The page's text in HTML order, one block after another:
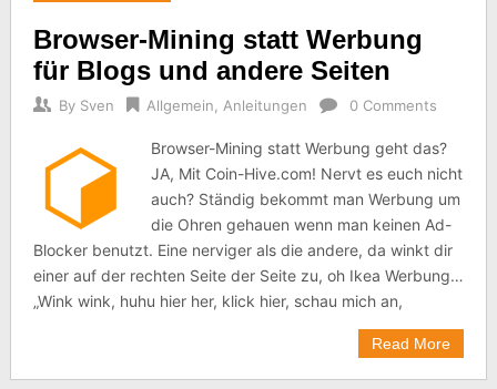
Browser-Mining statt Werbung
für Blogs und andere Seiten
By Sven Allgemein Anleitungen 0 Comments
Browser-Mining statt Werbung geht das?
JA, Mit Coin-Hive.com! Nervt es euch nicht
auch? Ständig bekommt man Werbung um
die Ohren gehauen wenn man keinen Ad-
Blocker benutzt. Eine nerviger als die andere, da winkt dir
einer auf der rechten Seite der Seite zu, oh Ikea Werbung…
„Wink wink, huhu hier her, klick hier, schau mich an,
Read More